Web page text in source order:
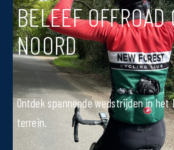
BELEEF OFFROAD
NOORD
Ontdek spannende wedstrijden in het
terrein.